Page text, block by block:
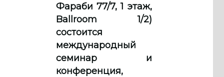
Фараби 77/7, 1 этаж,
Ballroom 1/2)
состоится
международный
семинар и
конференция,